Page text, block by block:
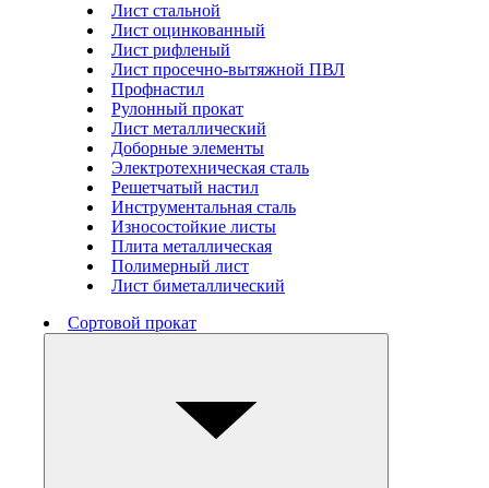
Лист стальной
Лист оцинкованный
Лист рифленый
Лист просечно-вытяжной ПВЛ
Профнастил
Рулонный прокат
Лист металлический
Доборные элементы
Электротехническая сталь
Решетчатый настил
Инструментальная сталь
Износостойкие листы
Плита металлическая
Полимерный лист
Лист биметаллический
Сортовой прокат